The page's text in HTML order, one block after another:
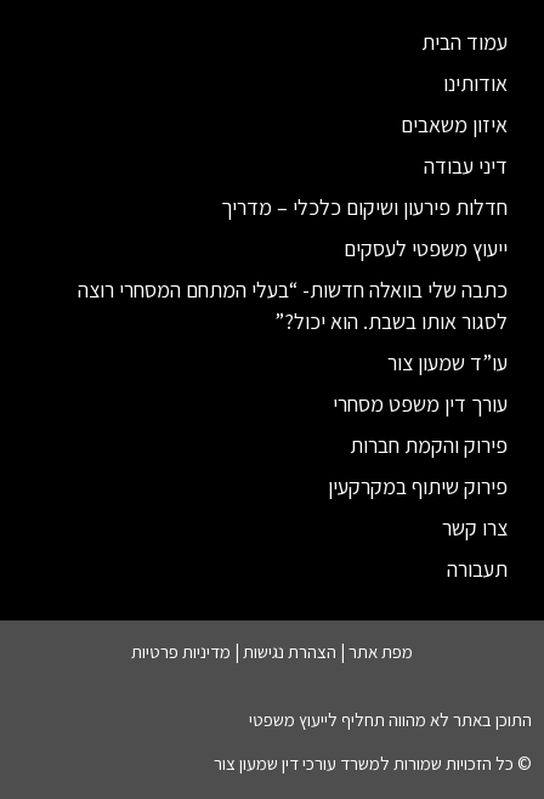
עמוד הבית
אודותינו
איזון משאבים
דיני עבודה
חדלות פירעון ושיקום כלכלי – מדריך
ייעוץ משפטי לעסקים
כתבה שלי בוואלה חדשות- “בעלי המתחם המסחרי רוצה
לסגור אותו בשבת. הוא יכול?”
עו”ד שמעון צור
עורך דין משפט מסחרי
פירוק והקמת חברות
פירוק שיתוף במקרקעין
צרו קשר
תעבורה
מפת אתר | הצהרת נגישות | מדיניות פרטיות
התוכן באתר לא מהווה תחליף לייעוץ משפטי
© כל הזכויות שמורות למשרד עורכי דין שמעון צור